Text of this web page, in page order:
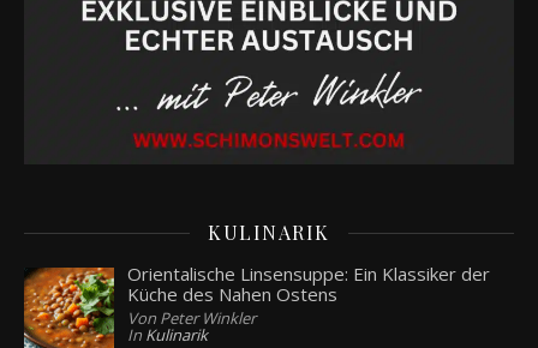
KULINARIK
Orientalische Linsensuppe: Ein Klassiker der
Küche des Nahen Ostens
Von Peter Winkler
In Kulinarik